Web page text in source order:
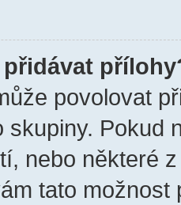
povolovat
skupiny. Pokud
nebo některé
tato